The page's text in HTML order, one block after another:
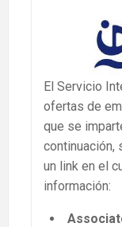
El Servicio
ofertas de
que se
continuación,
un link en el
información: